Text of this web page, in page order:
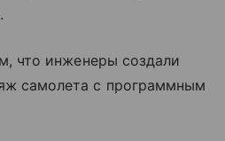
что инженеры создали
самолета с программным